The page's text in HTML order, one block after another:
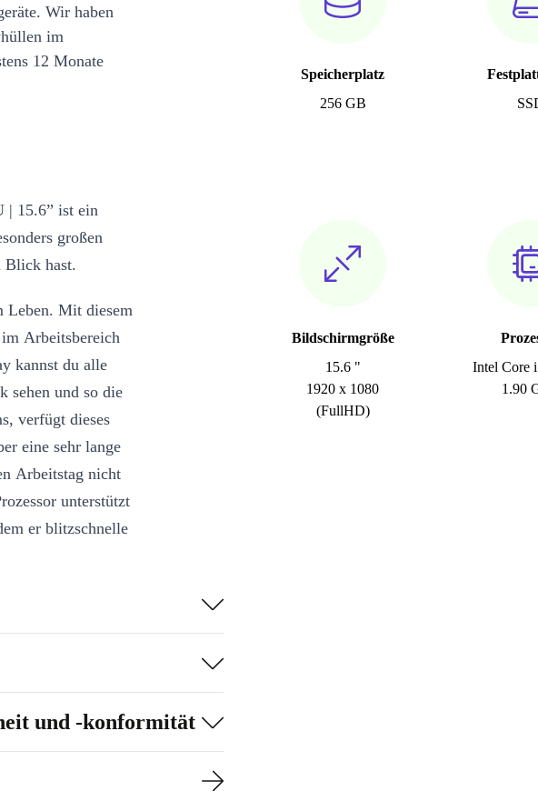
Speicherplatz
256 GB
Bildschirmgröße
15.6 "
1920 x 1080
(FullHD)
Intel Core
1.90
Wir haben
im
12 Monate
| 15.6” ist ein
großen
Blick hast.
Leben. Mit diesem
Arbeitsbereich
kannst du alle
sehen und so die
verfügt dieses
eine sehr lange
Arbeitstag nicht
unterstützt
er blitzschnelle
ermöglicht -.
und -konformität